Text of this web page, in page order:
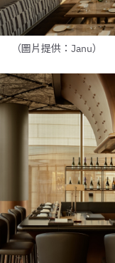
（圖片提供：Janu）